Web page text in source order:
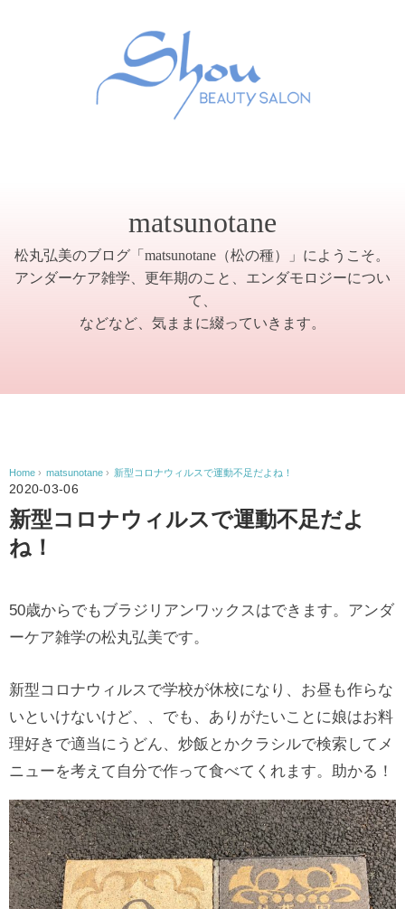
matsunotane
松丸弘美のブログ「matsunotane（松の種）」にようこそ。
アンダーケア雑学、更年期のこと、エンダモロジーについ
て、
などなど、気ままに綴っていきます。
Home › matsunotane › 新型コロナウィルスで運動不足だよね！
2020-03-06
新型コロナウィルスで運動不足だよ
ね！
50歳からでもブラジリアンワックスはできます。アンダ
ーケア雑学の松丸弘美です。
新型コロナウィルスで学校が休校になり、お昼も作らな
いといけないけど、、でも、ありがたいことに娘はお料
理好きで適当にうどん、炒飯とかクラシルで検索してメ
ニューを考えて自分で作って食べてくれます。助かる！